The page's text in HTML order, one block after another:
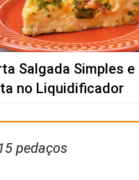
Salgada Simples e
no Liquidificador
pedaços